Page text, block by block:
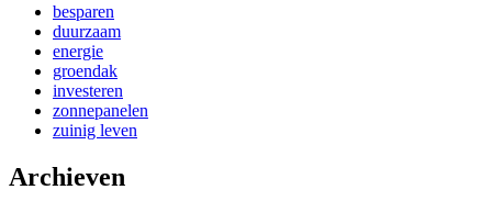
besparen
duurzaam
energie
groendak
investeren
zonnepanelen
zuinig leven
Archieven